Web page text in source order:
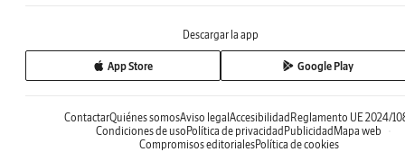
Descargar la app
App Store Google Play
ContactarQuiénes somosAviso legal Accesibilidad Reglamento UE 2024/
Condiciones de uso Política de privacidad Publicidad Mapa web
Compromisos editorialesPolítica de cookies